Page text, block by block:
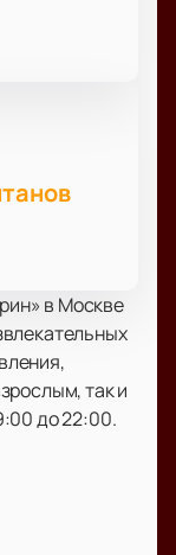
в Москве
так и
до 22:00.